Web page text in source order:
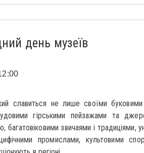
день музеїв
славиться не лише своїми буковими
гірськими пейзажами та
звичаями і традиціями,
промислами, культовими